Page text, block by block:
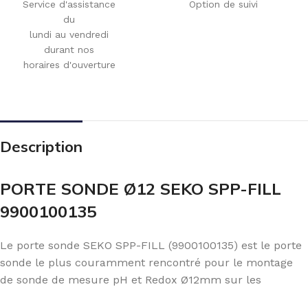
Service d'assistance
du
lundi au vendredi
durant nos
horaires d'ouverture
Option de suivi
Description
PORTE SONDE Ø12 SEKO SPP-FILL
9900100135
Le porte sonde SEKO SPP-FILL (9900100135) est le porte
sonde le plus couramment rencontré pour le montage
de sonde de mesure pH et Redox Ø12mm sur les